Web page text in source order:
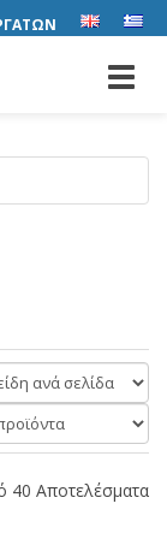
40 Αποτελέσματα